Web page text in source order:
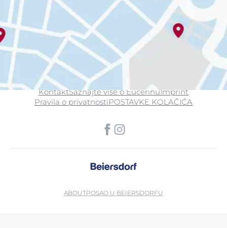
KontaktSaznajte više o EucerinuImprint
Pravila o privatnostiPOSTAVKE KOLAČIĆA
ABOUTPOSAO U BEIERSDORFU